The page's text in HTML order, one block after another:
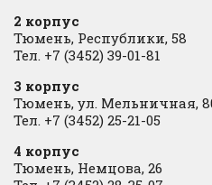
2 корпус
Тюмень, Республики, 58
Тел. +7 (3452) 39-01-81
3 корпус
Тюмень, ул. Мельничная,
Тел. +7 (3452) 25-21-05
4 корпус
Тюмень, Немцова, 26